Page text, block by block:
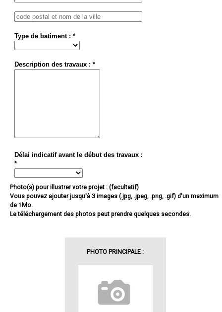
Type de batiment : *
Description des travaux : *
Délai indicatif avant le début des travaux :
*
Photo(s) pour illustrer votre projet : (facultatif)
Vous pouvez ajouter jusqu'à 3 images (.jpg, .jpeg, .png, .gif) d'un maximum
de 1Mo.
Le téléchargement des photos peut prendre quelques secondes.
PHOTO PRINCIPALE :